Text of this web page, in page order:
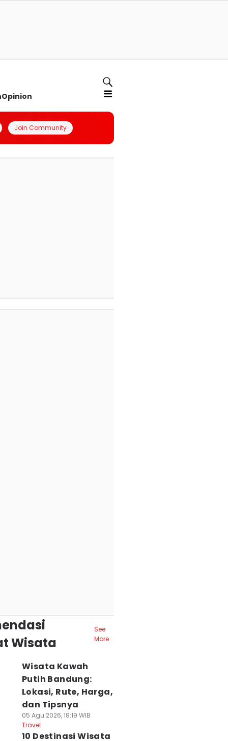
Opinion
Join Community
Wisata
See
More
Wisata Kawah
Putih Bandung:
Lokasi, Rute, Harga,
dan Tipsnya
05 Agu 2026, 18:19 WIB
Travel
10 Destinasi Wisata